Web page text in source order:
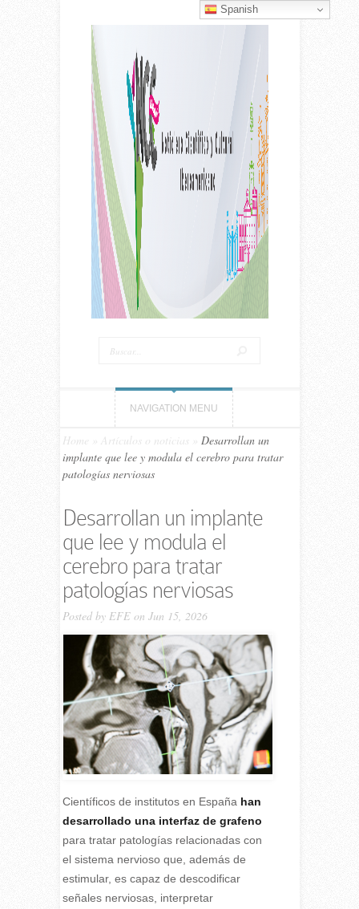
NAVIGATION MENU
Home Artículos o noticias
Desarrollan un
implante que lee y modula el cerebro para tratar
patologías nerviosas
Desarrollan un implante
que lee y modula el
cerebro para tratar
patologías nerviosas
Posted by EFEon Jun 15, 2026
Científicos de institutos en España han
desarrollado una interfaz de grafeno
para tratar patologías relacionadas con
el sistema nervioso que, además de
estimular, es capaz de descodificar
señales nerviosas, interpretar
Spanish